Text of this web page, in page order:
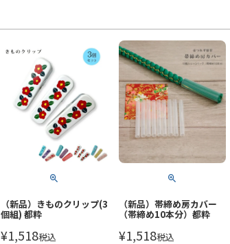
（新品）きものクリップ(3
個組) 都粋
¥1,518税込
（新品）帯締め房カバー
（帯締め10本分）都粋
¥1,518税込